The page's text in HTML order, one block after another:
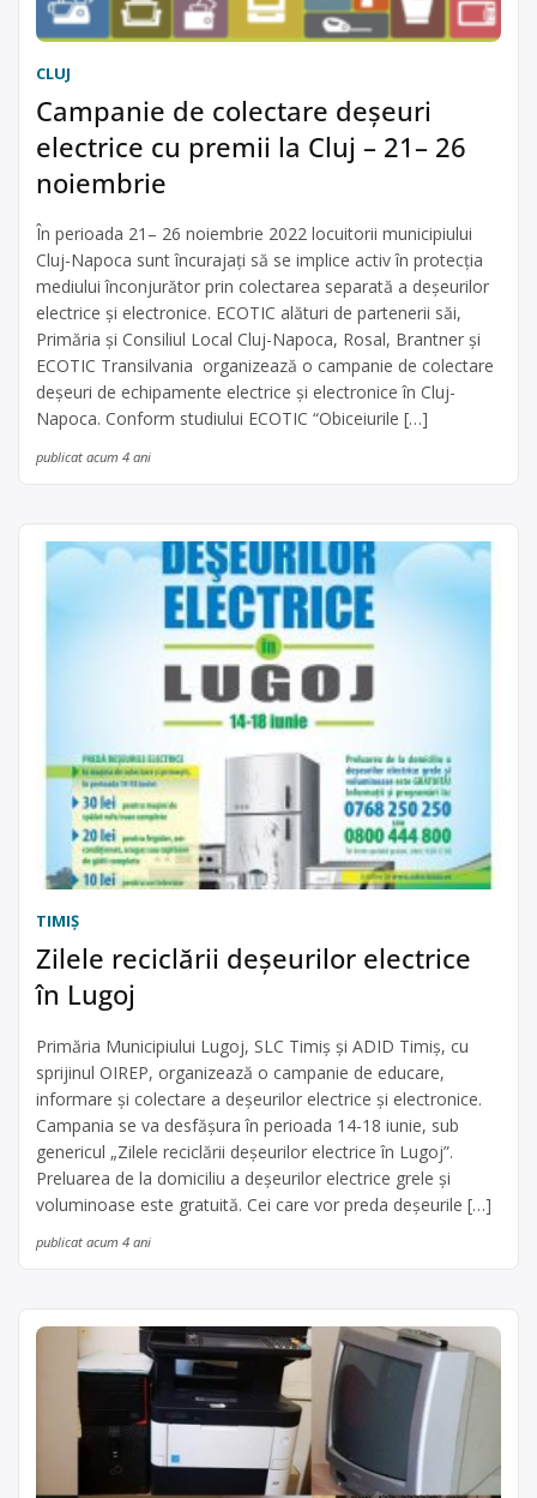
CLUJ
Campanie de colectare deșeuri
electrice cu premii la Cluj – 21– 26
noiembrie
În perioada 21– 26 noiembrie 2022 locuitorii municipiului
Cluj-Napoca sunt încurajați să se implice activ în protecția
mediului înconjurător prin colectarea separată a deșeurilor
electrice și electronice. ECOTIC alături de partenerii săi,
Primăria și Consiliul Local Cluj-Napoca, Rosal, Brantner și
ECOTIC Transilvania organizează o campanie de colectare
deșeuri de echipamente electrice și electronice în Cluj-
Napoca. Conform studiului ECOTIC “Obiceiurile […]
publicat acum 4 ani
TIMIŞ
Zilele reciclării deșeurilor electrice
în Lugoj
Primăria Municipiului Lugoj, SLC Timiș și ADID Timiș, cu
sprijinul OIREP, organizează o campanie de educare,
informare și colectare a deșeurilor electrice și electronice.
Campania se va desfășura în perioada 14-18 iunie, sub
genericul „Zilele reciclării deșeurilor electrice în Lugoj”.
Preluarea de la domiciliu a deșeurilor electrice grele și
voluminoase este gratuită. Cei care vor preda deșeurile […]
publicat acum 4 ani